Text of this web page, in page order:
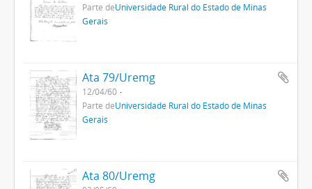
Parte deUniversidade Rural do Estado de Minas
Gerais
Ata 79/Uremg
12/04/60
Parte deUniversidade Rural do Estado de Minas
Gerais
Ata 80/Uremg